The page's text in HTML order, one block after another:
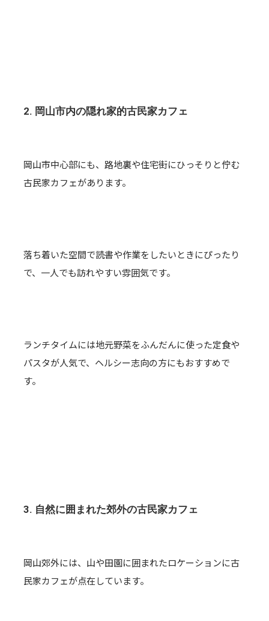
2. 岡山市内の隠れ家的古民家カフェ
岡山市中心部にも、路地裏や住宅街にひっそりと佇む
古民家カフェがあります。
落ち着いた空間で読書や作業をしたいときにぴったり
で、一人でも訪れやすい雰囲気です。
ランチタイムには地元野菜をふんだんに使った定食や
パスタが人気で、ヘルシー志向の方にもおすすめで
す。
3. 自然に囲まれた郊外の古民家カフェ
岡山郊外には、山や田園に囲まれたロケーションに古
民家カフェが点在しています。